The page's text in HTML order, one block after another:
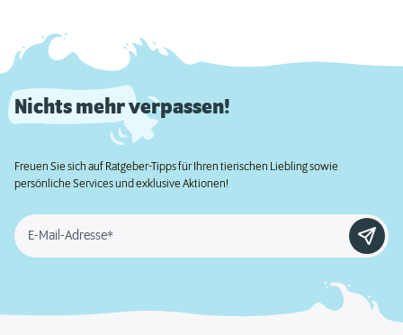
Nichts mehr verpassen!
Freuen Sie sich auf Ratgeber-Tipps für Ihren tierischen Liebling sowie
persönliche Services und exklusive Aktionen!
E-Mail-Adresse*